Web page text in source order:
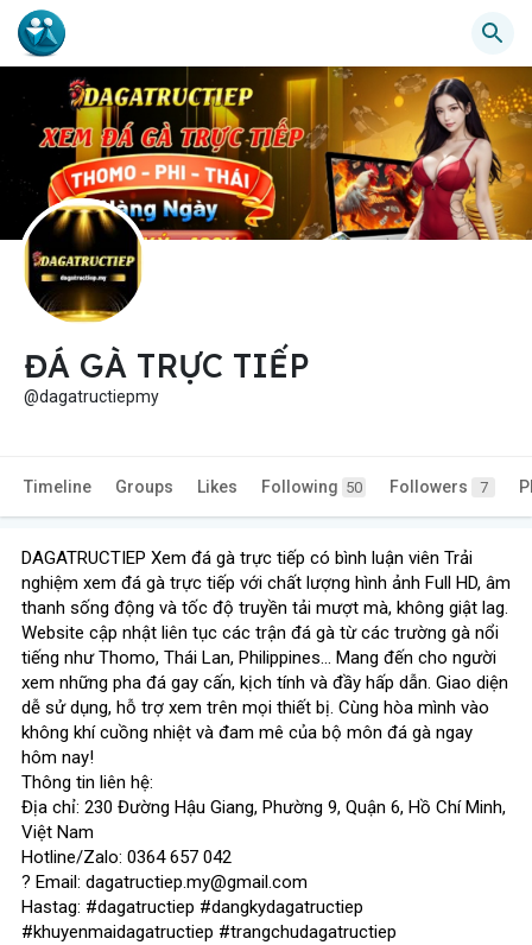
ĐÁ GÀ TRỰC TIẾP
@dagatructiepmy
Timeline Groups Likes Following 50 Followers 7
DAGATRUCTIEP Xem đá gà trực tiếp có bình luận viên Trải
nghiệm xem đá gà trực tiếp với chất lượng hình ảnh Full HD, âm
thanh sống động và tốc độ truyền tải mượt mà, không giật lag.
Website cập nhật liên tục các trận đá gà từ các trường gà nổi
tiếng như Thomo, Thái Lan, Philippines... Mang đến cho người
xem những pha đá gay cấn, kịch tính và đầy hấp dẫn. Giao diện
dễ sử dụng, hỗ trợ xem trên mọi thiết bị. Cùng hòa mình vào
không khí cuồng nhiệt và đam mê của bộ môn đá gà ngay
hôm nay!
Thông tin liên hệ:
Địa chỉ: 230 Đường Hậu Giang, Phường 9, Quận 6, Hồ Chí Minh,
Việt Nam
Hotline/Zalo: 0364 657 042
? Email: dagatructiep.my@gmail.com
Hastag: #dagatructiep #dangkydagatructiep
#khuyenmaidagatructiep #trangchudagatructiep